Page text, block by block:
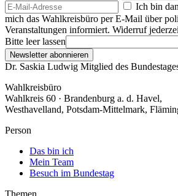
Ich bin
mich das Wahlkreisbüro per E-Mail über
Veranstaltungen informiert. Widerruf
Bitte leer lassen
Newsletter abonnieren
Dr. Saskia Ludwig Mitglied des
Wahlkreisbüro
Wahlkreis 60 · Brandenburg a. d. Havel,
Westhavelland, Potsdam-Mittelmark,
Person
Das bin ich
Mein Team
Besuch im Bundestag
Themen